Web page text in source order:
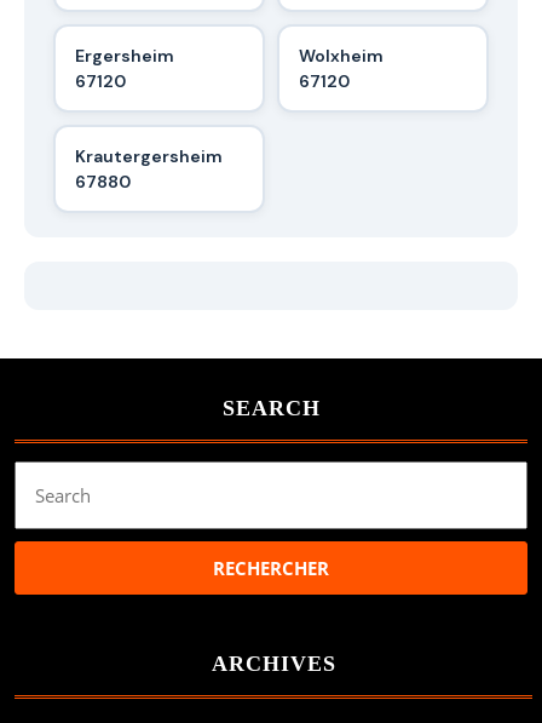
Ergersheim
67120
Wolxheim
67120
Krautergersheim
67880
SEARCH
for:
ARCHIVES